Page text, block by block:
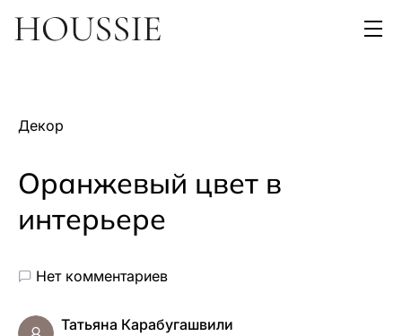
Декор
Оранжевый цвет в
интерьере
Нет комментариев
Татьяна Карабугашвили